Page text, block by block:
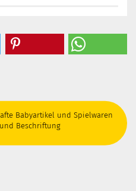
Babyartikel und Spielwaren
Beschriftung